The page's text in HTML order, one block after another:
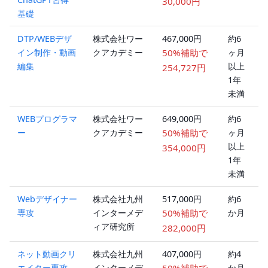
基礎
DTP/WEBデザ
イン制作・動画
編集
株式会社ワー
クアカデミー
467,000円
50%補助で
254,727円
約6
ヶ月
以上
1年
未満
WEBプログラマ
ー
株式会社ワー
クアカデミー
649,000円
50%補助で
354,000円
約6
ヶ月
以上
1年
未満
Webデザイナー
専攻
株式会社九州
インターメデ
ィア研究所
517,000円
50%補助で
282,000円
約6
か月
ネット動画クリ
株式会社九州
407,000円
約4